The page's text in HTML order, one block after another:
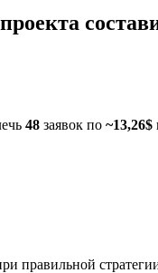
48 заявок по ~13,26$
правильной